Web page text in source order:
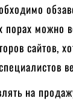
можно
сайтов,
на